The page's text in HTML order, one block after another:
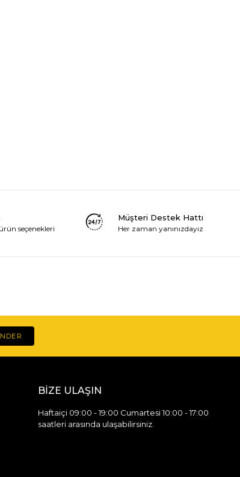
seçenekleri
Müşteri Destek Hattı
Her zaman yanınızdayız
BİZE ULAŞIN
Haftaiçi 09:00 - 19:00 Cumartesi 10:00 - 17:00
saatleri arasında ulaşabilirsiniz.